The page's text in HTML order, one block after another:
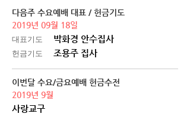
다음주 수요예배 대표 / 헌금기도
2019년 09월 18일
대표기도
박화경 안수집사
헌금기도 조용주 집사
이번달 수요/금요예배 헌금수전
2019년 9월
사랑교구